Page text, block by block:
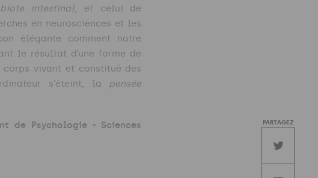
intestinal, et celui de
en neurosciences et les
élégante comment notre
le résultat d’une forme de
vivant et constitué des
s’éteint, la pensée
de Psychologie - Sciences
PARTAGEZ